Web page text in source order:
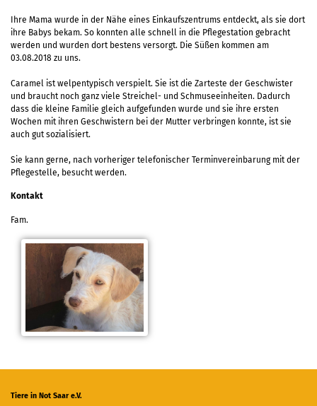
Ihre Mama wurde in der Nähe eines Einkaufszentrums entdeckt, als sie dort
ihre Babys bekam. So konnten alle schnell in die Pflegestation gebracht
werden und wurden dort bestens versorgt. Die Süßen kommen am
03.08.2018 zu uns.
Caramel ist welpentypisch verspielt. Sie ist die Zarteste der Geschwister
und braucht noch ganz viele Streichel- und Schmuseeinheiten. Dadurch
dass die kleine Familie gleich aufgefunden wurde und sie ihre ersten
Wochen mit ihren Geschwistern bei der Mutter verbringen konnte, ist sie
auch gut sozialisiert.
Sie kann gerne, nach vorheriger telefonischer Terminvereinbarung mit der
Pflegestelle, besucht werden.
Kontakt
Fam.
Tiere in Not Saar e.V.